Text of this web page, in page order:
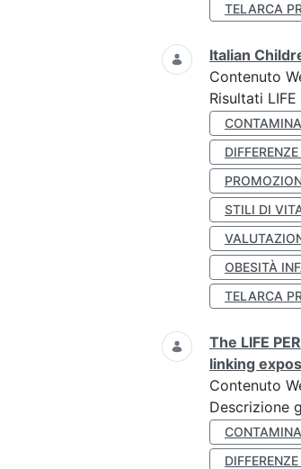
TELARCA
Italian
Contenuto
Risultati
STILI DI
OBESITÀ
TELARCA
The LIFE
linking
Contenuto
Descrizione